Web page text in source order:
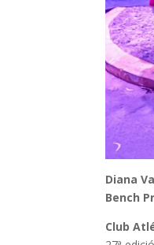
Diana
Bench
Club